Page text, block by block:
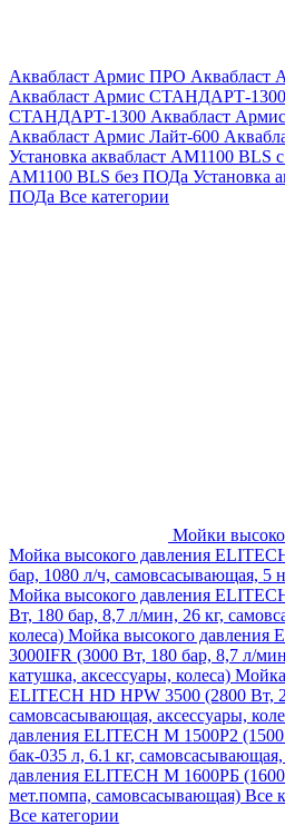
Аквабласт Армис ПРО
Аквабласт Армис СТАНДАРТ-1300
СТАНДАРТ-1300 Аквабласт
Аквабласт Армис Лайт-600
Установка аквабласт AM1100 BLS
AM1100 BLS без ПОДа Установка
ПОДа Все категории
Мойки
Мойка высокого давления
бар, 1080 л/ч, самовсасывающая, 5
Мойка высокого давления
Вт, 180 бар, 8,7 л/мин, 26 кг,
колеса) Мойка высокого давления
3000IFR (3000 Вт, 180 бар, 8,7 л/
катушка, аксессуары, колеса) Мойка
ELITECH HD HPW 3500 (2800 Вт,
самовсасывающая, аксессуары,
давления ELITECH M 1500P2
бак-035 л, 6.1 кг, самовсасывающая,
давления ELITECH М 1600РБ
мет.помпа, самовсасывающая) Все
Все категории